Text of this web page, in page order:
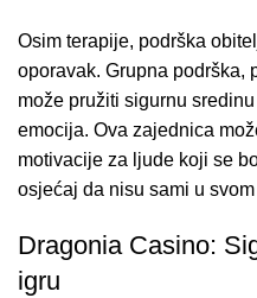
Osim terapije, podrška
oporavak. Grupna podrška,
može pružiti sigurnu
emocija. Ova zajednica
motivacije za ljude koji se
osjećaj da nisu sami u
Dragonia Casino:
igru